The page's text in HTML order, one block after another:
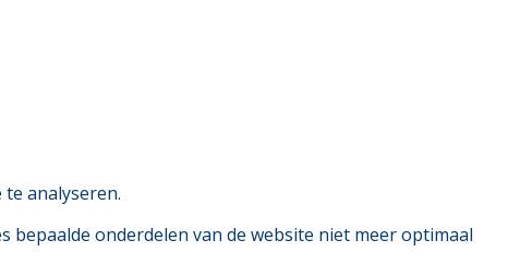
analyseren.
bepaalde onderdelen van de website niet meer optimaal